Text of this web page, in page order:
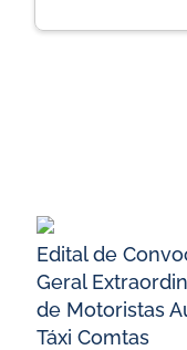
Edital de
Geral
de Motoristas
Táxi Comtas